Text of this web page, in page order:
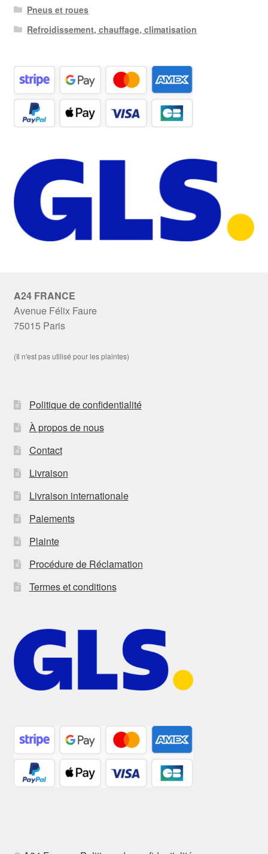
Pneus et roues
Refroidissement, chauffage, climatisation
A24 FRANCE
Avenue Félix Faure
75015 Paris
(Il n'est pas utilisé pour les plaintes)
Politique de confidentialité
À propos de nous
Contact
Livraison
Livraison internationale
Paiements
Plainte
Procédure de Réclamation
Termes et conditions